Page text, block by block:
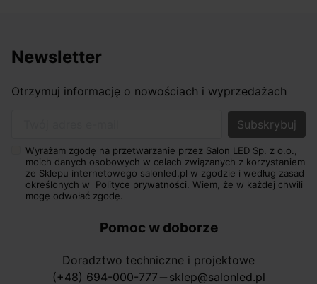
Newsletter
Otrzymuj informację o nowościach i wyprzedażach
Wyrażam zgodę na przetwarzanie przez Salon LED Sp. z o.o.,
moich danych osobowych w celach związanych z korzystaniem
ze Sklepu internetowego salonled.pl w zgodzie i według zasad
określonych w Polityce prywatności. Wiem, że w każdej chwili
mogę odwołać zgodę.
Pomoc w doborze
Doradztwo techniczne i projektowe
(+48) 694-000-777 horizontal_rule sklep@salonled.pl